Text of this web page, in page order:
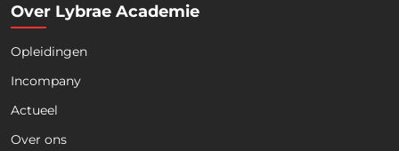
Over Lybrae Academie
Opleidingen
Incompany
Actueel
Over ons
Naam